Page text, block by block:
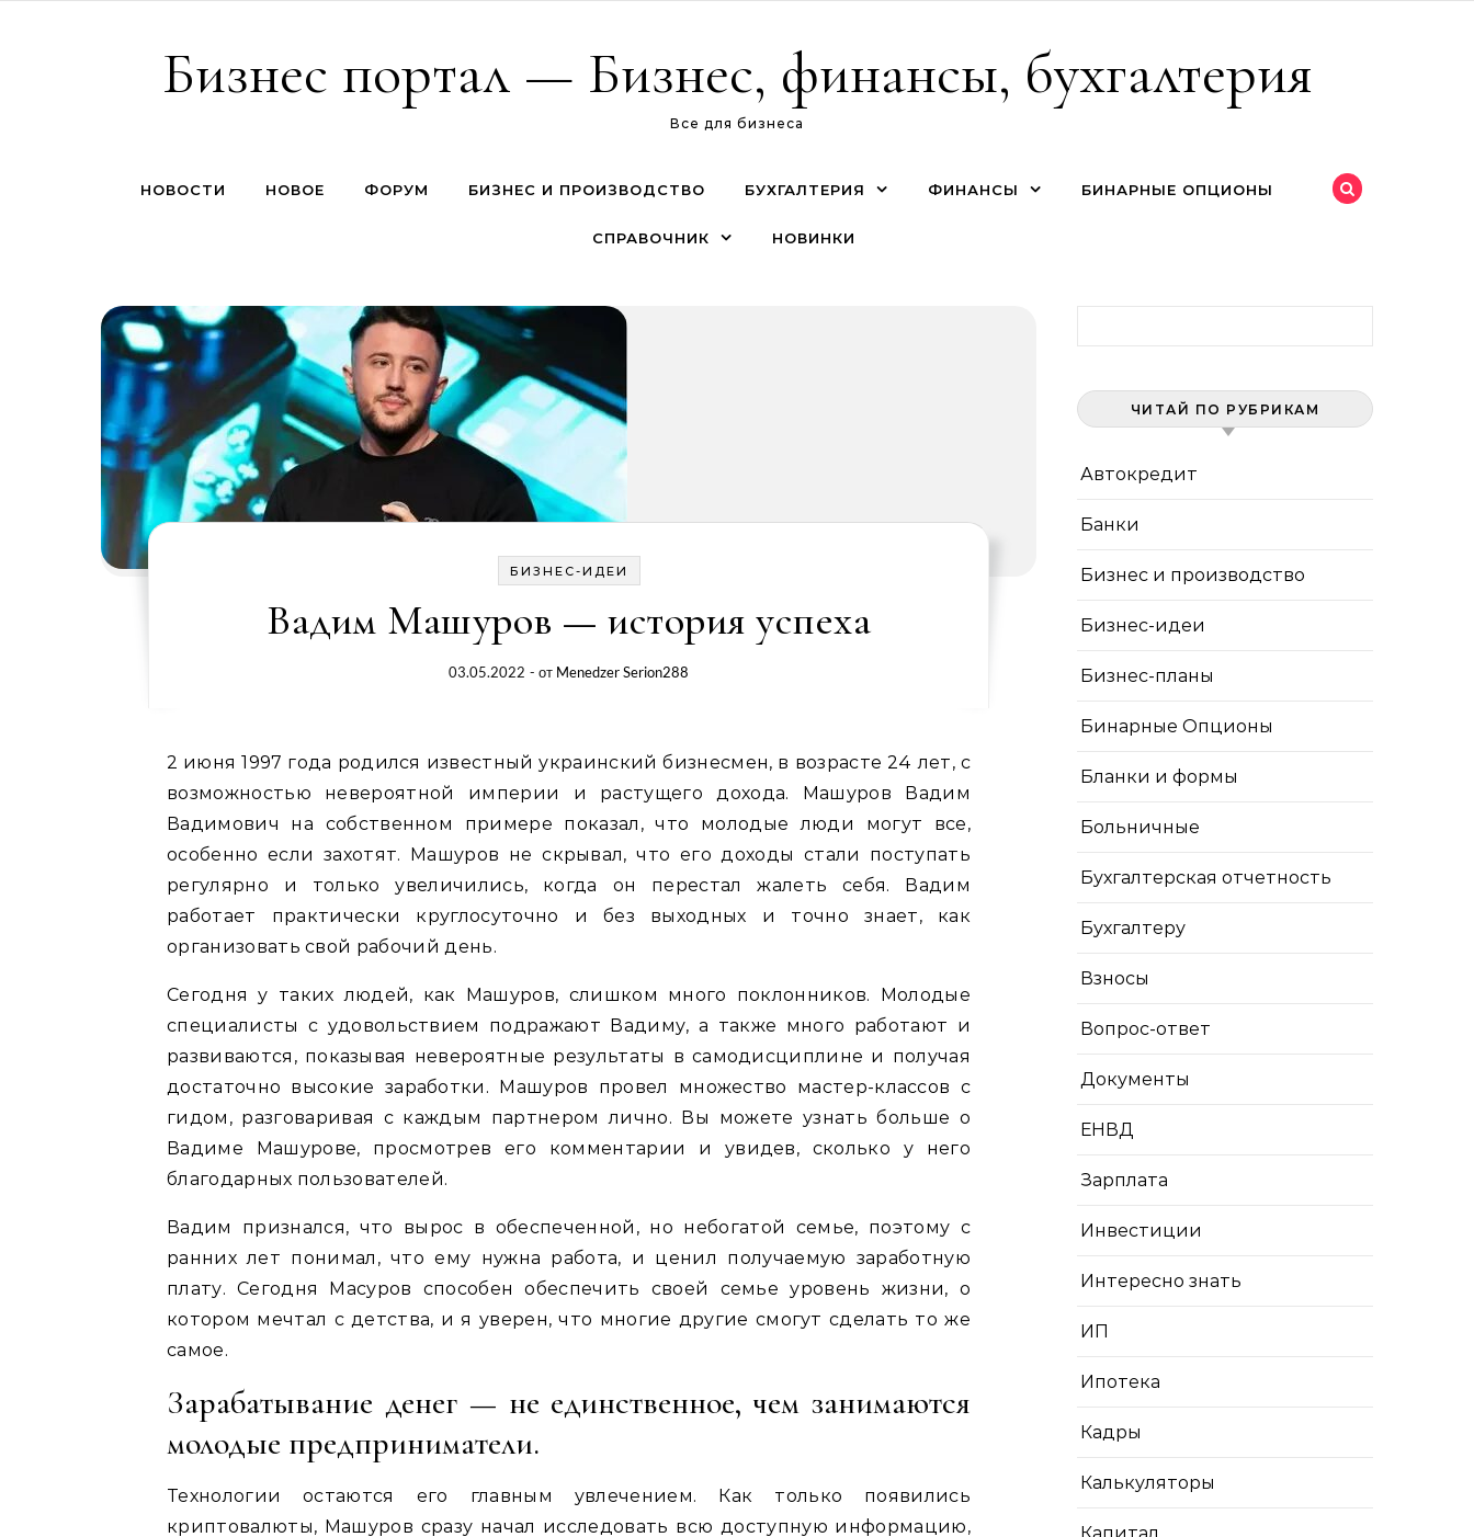
Бизнес портал — Бизнес, финансы, бухгалтерия
Все для бизнеса
НОВОСТИ НОВОЕ ФОРУМ БИЗНЕС И ПРОИЗВОДСТВО БУХГАЛТЕРИЯ ФИНАНСЫ БИНАРНЫЕ ОПЦИОНЫ
СПРАВОЧНИК НОВИНКИ
БИЗНЕС-ИДЕИ
Вадим Машуров — история успеха
03.05.2022 - от Menedzer Serion288
2 июня 1997 года родился известный украинский бизнесмен, в возрасте 24 лет, с
возможностью невероятной империи и растущего дохода. Машуров Вадим
Вадимович на собственном примере показал, что молодые люди могут все,
особенно если захотят. Машуров не скрывал, что его доходы стали поступать
регулярно и только увеличились, когда он перестал жалеть себя. Вадим
работает практически круглосуточно и без выходных и точно знает, как
организовать свой рабочий день.
Сегодня у таких людей, как Машуров, слишком много поклонников. Молодые
специалисты с удовольствием подражают Вадиму, а также много работают и
развиваются, показывая невероятные результаты в самодисциплине и получая
достаточно высокие заработки. Машуров провел множество мастер-классов с
гидом, разговаривая с каждым партнером лично. Вы можете узнать больше о
Вадиме Машурове, просмотрев его комментарии и увидев, сколько у него
благодарных пользователей.
Вадим признался, что вырос в обеспеченной, но небогатой семье, поэтому с
ранних лет понимал, что ему нужна работа, и ценил получаемую заработную
плату. Сегодня Масуров способен обеспечить своей семье уровень жизни, о
котором мечтал с детства, и я уверен, что многие другие смогут сделать то же
самое.
Зарабатывание денег — не единственное, чем занимаются
молодые предприниматели.
Технологии остаются его главным увлечением. Как только появились
криптовалюты, Машуров сразу начал исследовать всю доступную информацию,
ЧИТАЙ ПО РУБРИКАМ
Автокредит
Банки
Бизнес и производство
Бизнес-идеи
Бизнес-планы
Бинарные Опционы
Бланки и формы
Больничные
Бухгалтерская отчетность
Бухгалтеру
Взносы
Вопрос-ответ
Документы
ЕНВД
Зарплата
Инвестиции
Интересно знать
ИП
Ипотека
Кадры
Калькуляторы